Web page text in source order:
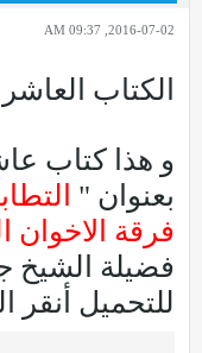
2016-07-02, 09:37 AM
الكتاب العاشر
و هذا كتاب
بعنوان "
فرقة الاخوان
فضيلة الشيخ
للتحميل أنقر